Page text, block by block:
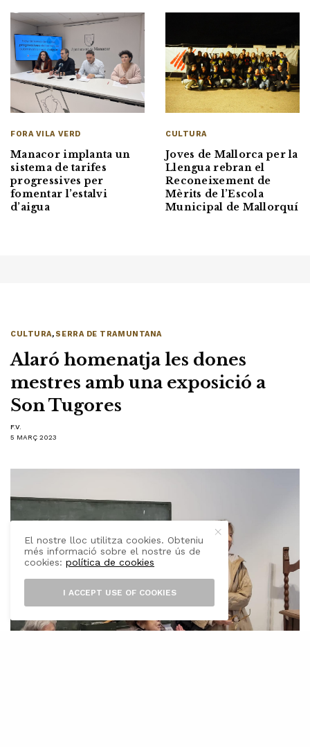
FORA VILA VERD
Manacor implanta un
sistema de tarifes
progressives per
fomentar l’estalvi
d’aigua
CULTURA
Joves de Mallorca per la
Llengua rebran el
Reconeixement de
Mèrits de l’Escola
Municipal de Mallorquí
CULTURA,SERRA DE TRAMUNTANA
Alaró homenatja les dones
mestres amb una exposició a
Son Tugores
F.V.
5 MARÇ 2023
El nostre lloc utilitza cookies. Obteniu
més informació sobre el nostre ús de
cookies:política de cookies
I ACCEPT USE OF COOKIES